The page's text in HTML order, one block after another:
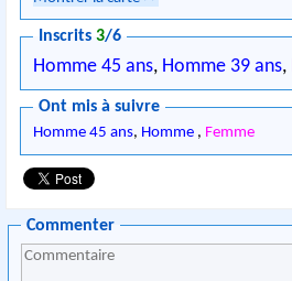
Inscrits3/6
Homme 45 ans, Homme 39 ans,
Ont mis à suivre
Homme 45 ans, Homme , Femme
Commenter